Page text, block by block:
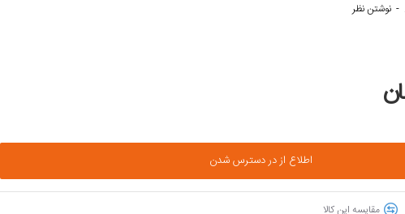
- نوشتن نظر
اطلاع از در دسترس شدن
مقایسه این کالا